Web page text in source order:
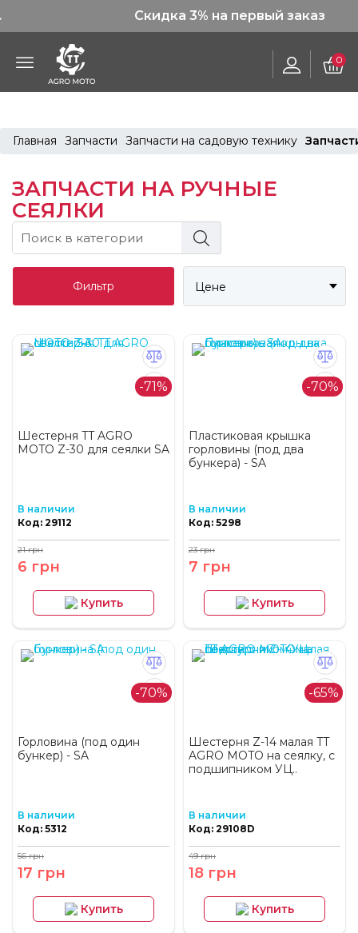
Скидка 3% на первый заказ
0
Главная Запчасти Запчасти на садовую технику
ЗАПЧАСТИ НА РУЧНЫЕ
СЕЯЛКИ
Фильтр Цене
-71%
Шестерня TT AGRO
MOTO Z-30 для сеялки SA
В наличии
Код: 29112
6 грн
21 грн
Купить
-70%
Пластиковая крышка
горловины (под два
бункера) - SA
В наличии
Код: 5298
7 грн
23 грн
Купить
-70%
Горловина (под один
бункер) - SA
В наличии
Код: 5312
17 грн
56 грн
Купить
-65%
Шестерня Z-14 малая TT
AGRO MOTO на сеялку, с
подшипником УЦ..
В наличии
Код: 29108D
18 грн
49 грн
Купить